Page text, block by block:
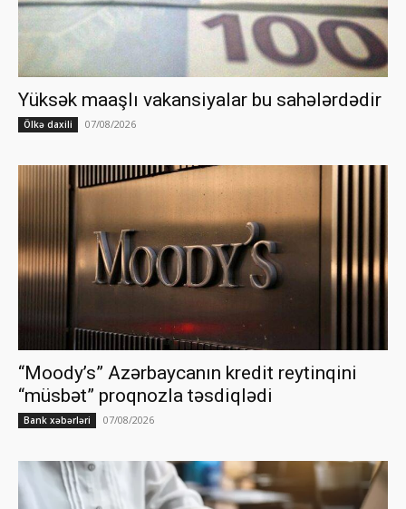
Yüksək maaşlı vakansiyalar bu sahələrdədir
Ölkə daxili 07/08/2026
“Moody’s” Azərbaycanın kredit reytinqini
“müsbət” proqnozla təsdiqlədi
Bank xəbərləri 07/08/2026